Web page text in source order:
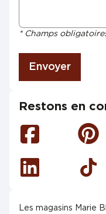
* Champs
Envoyer
Restons en
Facebook
Linkedin Tiktok
Les magasins Marie